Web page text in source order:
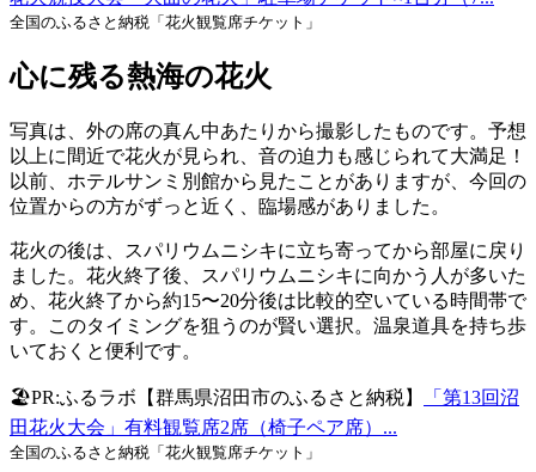
全国のふるさと納税「花火観覧席チケット」
心に残る熱海の花火
写真は、外の席の真ん中あたりから撮影したものです。予想
以上に間近で花火が見られ、音の迫力も感じられて大満足！
以前、ホテルサンミ別館から見たことがありますが、今回の
位置からの方がずっと近く、臨場感がありました。
花火の後は、スパリウムニシキに立ち寄ってから部屋に戻り
ました。花火終了後、スパリウムニシキに向かう人が多いた
め、花火終了から約15〜20分後は比較的空いている時間帯で
す。このタイミングを狙うのが賢い選択。温泉道具を持ち歩
いておくと便利です。
🏖PR:ふるラボ【群馬県沼田市のふるさと納税】
「第13回沼
田花火大会」有料観覧席2席（椅子ペア席）...
全国のふるさと納税「花火観覧席チケット」